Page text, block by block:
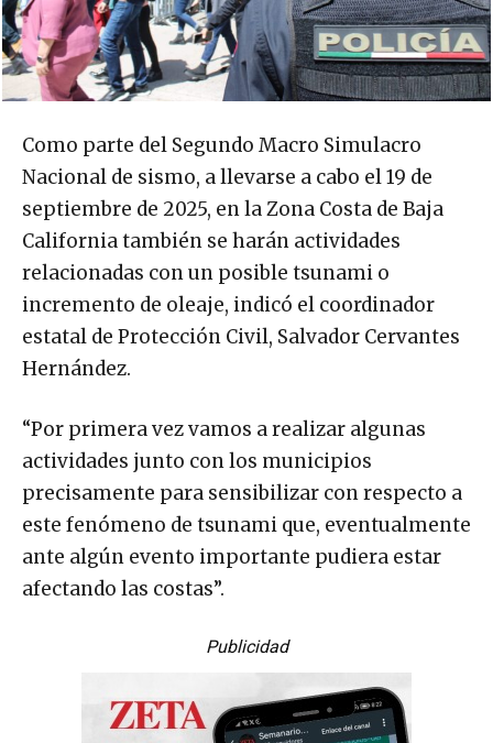
Como parte del Segundo Macro Simulacro
Nacional de sismo, a llevarse a cabo el 19 de
septiembre de 2025, en la Zona Costa de Baja
California también se harán actividades
relacionadas con un posible tsunami o
incremento de oleaje, indicó el coordinador
estatal de Protección Civil, Salvador Cervantes
Hernández.
“Por primera vez vamos a realizar algunas
actividades junto con los municipios
precisamente para sensibilizar con respecto a
este fenómeno de tsunami que, eventualmente
ante algún evento importante pudiera estar
afectando las costas”.
Publicidad